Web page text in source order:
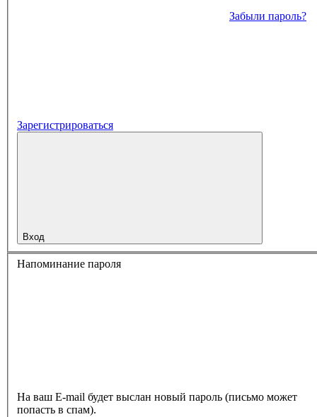
Забыли пароль?
Зарегистрироваться
Вход
Напоминание пароля
На ваш E-mail будет выслан новый пароль (письмо может
попасть в спам).